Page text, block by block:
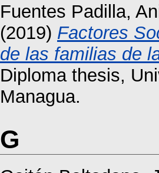
Fuentes Padilla,
(2019) Factores
de las familias de
Diploma thesis,
Managua.
G